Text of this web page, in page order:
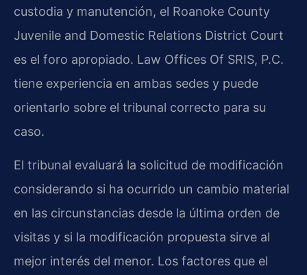
custodia y manutención, el Roanoke County
Juvenile and Domestic Relations District Court
es el foro apropiado. Law Offices Of SRIS, P.C.
tiene experiencia en ambas sedes y puede
orientarlo sobre el tribunal correcto para su
caso.
El tribunal evaluará la solicitud de modificación
considerando si ha ocurrido un cambio material
en las circunstancias desde la última orden de
visitas y si la modificación propuesta sirve al
mejor interés del menor. Los factores que el